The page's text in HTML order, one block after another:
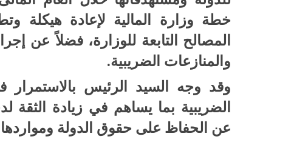
خطة وزارة المالية لإعادة هيكلة
المصالح التابعة للوزارة، فضلاً عن
والمنازعات الضريبية.
وقد وجه السيد الرئيس
الضريبية بما يساهم في زيادة الثقة
عن الحفاظ على حقوق الدولة